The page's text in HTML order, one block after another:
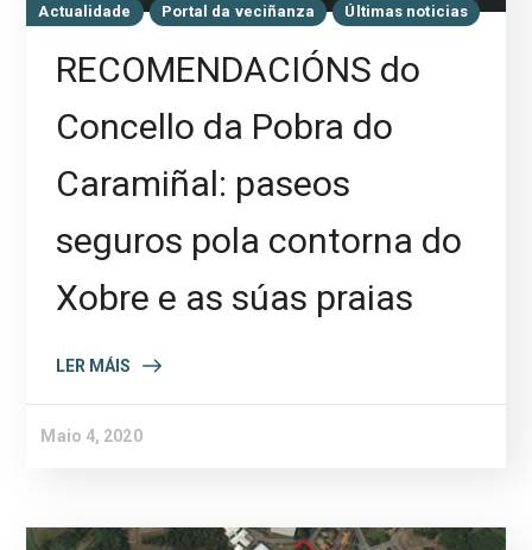
Actualidade Portal da veciñanza Últimas noticias
RECOMENDACIÓNS do
Concello da Pobra do
Caramiñal: paseos
seguros pola contorna do
Xobre e as súas praias
LER MÁIS
Maio 4, 2020